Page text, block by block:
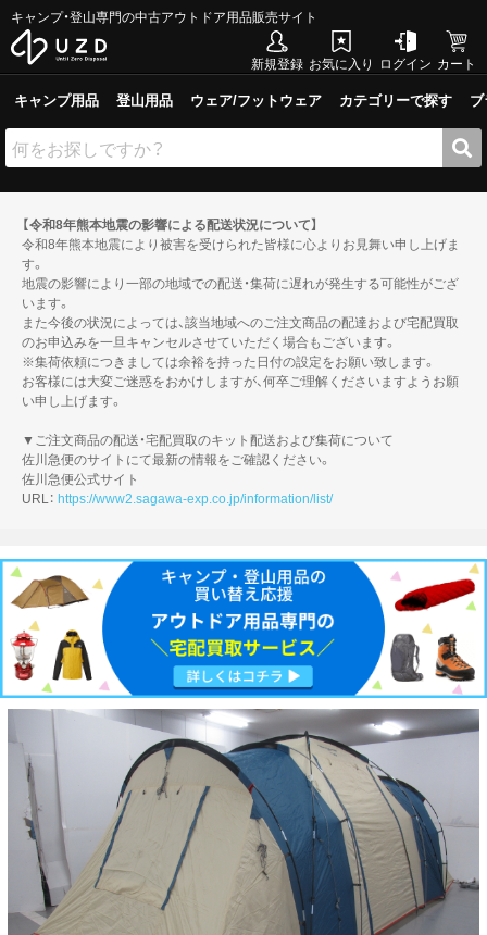
キャンプ・登山専門の中古アウトドア用品販売サイト
新規登録 お気に入り ログイン カート
キャンプ用品 登山用品 ウェア/フットウェア カテゴリーで探す
【令和8年熊本地震の影響による配送状況について】
令和8年熊本地震により被害を受けられた皆様に心よりお見舞い申し上げま
す。
地震の影響により一部の地域での配送・集荷に遅れが発生する可能性がござ
います。
また今後の状況によっては、該当地域へのご注文商品の配達および宅配買取
のお申込みを一旦キャンセルさせていただく場合もございます。
※集荷依頼につきましては余裕を持った日付の設定をお願い致します。
お客様には大変ご迷惑をおかけしますが、何卒ご理解くださいますようお願
い申し上げます。
▼ご注文商品の配送・宅配買取のキット配送および集荷について
佐川急便のサイトにて最新の情報をご確認ください。
佐川急便公式サイト
URL： https://www2.sagawa-exp.co.jp/information/list/